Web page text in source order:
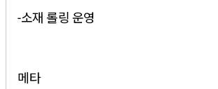
-소재 롤링 운영
메타